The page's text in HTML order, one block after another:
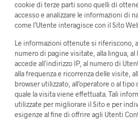
cookie di terze parti sono quelli di
accesso e analizzare le informazioni di
come l’Utente interagisce con il Sito
Le informazioni ottenute si riferiscono,
numero di pagine visitate, alla lingua, al
accede all’indirizzo IP, al numero di
alla frequenza e ricorrenza delle visite,
browser utilizzato, all’operatore o al
quale la visita viene effettuata. Tali
utilizzate per migliorare il Sito e per
esigenze al fine di offrire agli Utenti